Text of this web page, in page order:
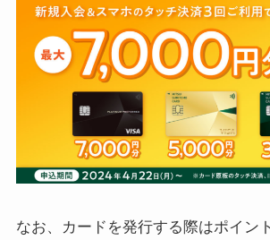
なお、カードを発行する際はポイン